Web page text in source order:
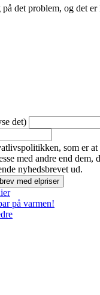
på det problem, og det
det)
som er
med andre end dem,
nyhedsbrevet ud.
på varmen!